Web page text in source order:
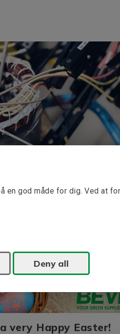
en god måde for dig. Ved at
Deny all
very Happy Easter!